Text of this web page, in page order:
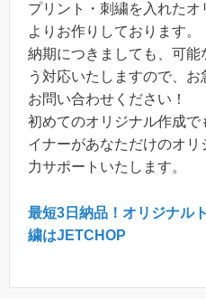
プリント・刺繍を入れた
よりお作りしております。
納期につきましても、可能
う対応いたしますので、
お問い合わせください！
初めてのオリジナル作成
イナーがあなただけのオ
力サポートいたします。
最短3日納品！オリジナル
繍はJETCHOP